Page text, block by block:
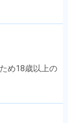
め18歳以上の